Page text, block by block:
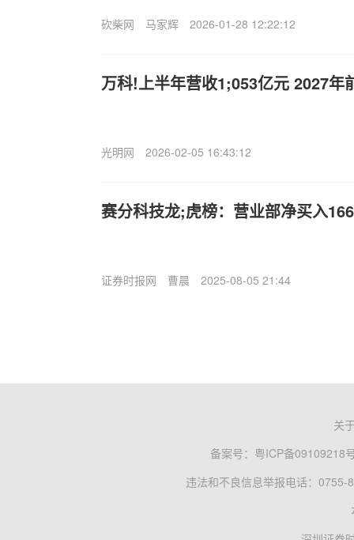
砍柴网 马家辉 2026-01-28 12:22:12
万科!上半年营收1;053亿元 2027年
光明网 2026-02-05 16:43:12
赛分科技龙;虎榜：营业部净买入
证券时报网 曹晨 2025-08-05 21:44
关
备案号： 粤ICP备09109218
违法和不良信息举报电话：0755-